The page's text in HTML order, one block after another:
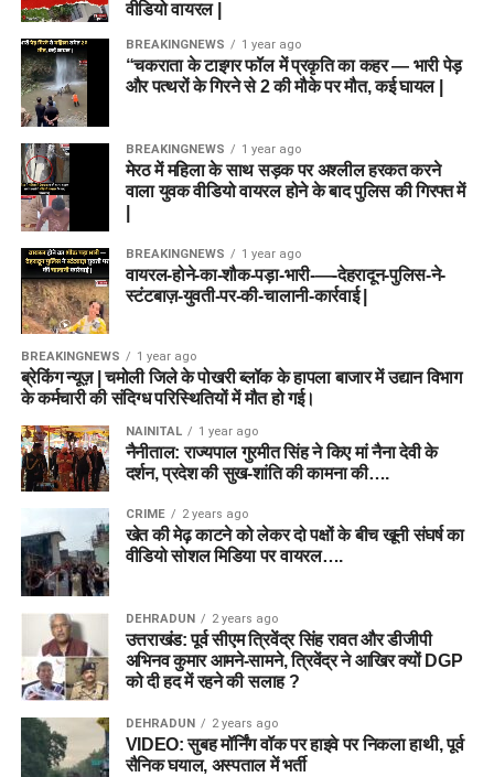
वीडियो वायरल |
BREAKINGNEWS 1 year ago
“चकराता के टाइगर फॉल में प्रकृति का कहर — भारी पेड़
और पत्थरों के गिरने से 2 की मौके पर मौत, कई घायल |
BREAKINGNEWS 1 year ago
मेरठ में महिला के साथ सड़क पर अश्लील हरकत करने
वाला युवक वीडियो वायरल होने के बाद पुलिस की गिरफ्त में
BREAKINGNEWS 1 year ago
वायरल-होने-का-शौक-पड़ा-भारी-—-देहरादून-पुलिस-ने-
स्टंटबाज़-युवती-पर-की-चालानी-कार्रवाई |
BREAKINGNEWS 1 year ago
ब्रेकिंग न्यूज़ | चमोली जिले के पोखरी ब्लॉक के हापला बाजार में उद्यान विभाग
के कर्मचारी की संदिग्ध परिस्थितियों में मौत हो गई।
NAINITAL 1 year ago
नैनीताल: राज्यपाल गुरमीत सिंह ने किए मां नैना देवी के
दर्शन, प्रदेश की सुख-शांति की कामना की….
CRIME 2 years ago
खेत की मेढ़ काटने को लेकर दो पक्षों के बीच खूनी संघर्ष का
वीडियो सोशल मिडिया पर वायरल….
DEHRADUN 2 years ago
उत्तराखंड: पूर्व सीएम त्रिवेंद्र सिंह रावत और डीजीपी
अभिनव कुमार आमने-सामने, त्रिवेंद्र ने आखिर क्यों DGP
को दी हद में रहने की सलाह ?
DEHRADUN 2 years ago
VIDEO: सुबह मॉर्निंग वॉक पर हाइवे पर निकला हाथी, पूर्व
सैनिक घयाल, अस्पताल में भर्ती